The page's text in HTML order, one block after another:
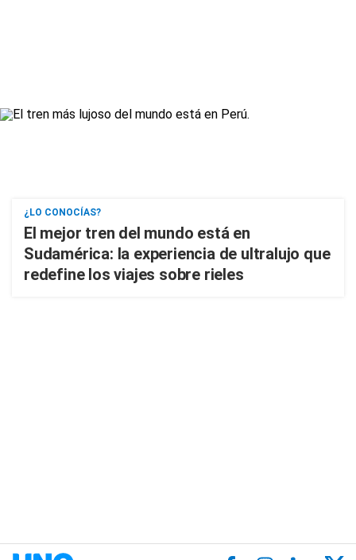
¿LO CONOCÍAS?
El mejor tren del mundo está en
Sudamérica: la experiencia de ultralujo que
redefine los viajes sobre rieles